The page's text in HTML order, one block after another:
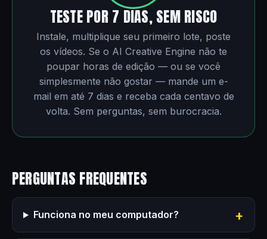
TESTE POR 7 DIAS, SEM RISCO
Instale, multiplique seu primeiro lote, poste
os vídeos. Se o AI Creative Engine não te
poupar horas de edição — ou se você
simplesmente não gostar — mande um e-
mail em até 7 dias e receba cada centavo de
volta. Sem perguntas, sem burocracia.
PERGUNTAS FREQUENTES
Funciona no meu computador?